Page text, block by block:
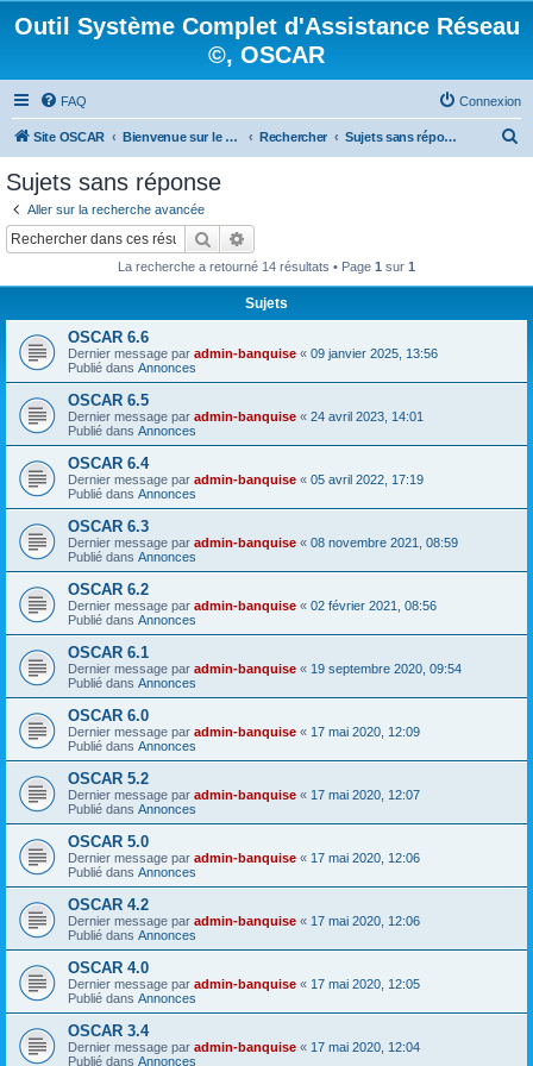
Outil Système Complet d'Assistance Réseau
©, OSCAR
FAQ Connexion
Site OSCAR Bienvenue sur le nouveau forum OSCAR Rechercher Sujets sans réponse
Sujets sans réponse
Aller sur la recherche avancée
Rechercher
La recherche a retourné 14 résultats • Page 1 sur 1
Sujets
OSCAR 6.6
Dernier message par admin-banquise « 09 janvier 2025, 13:56
Publié dans Annonces
OSCAR 6.5
Dernier message par admin-banquise « 24 avril 2023, 14:01
Publié dans Annonces
OSCAR 6.4
Dernier message par admin-banquise « 05 avril 2022, 17:19
Publié dans Annonces
OSCAR 6.3
Dernier message par admin-banquise « 08 novembre 2021, 08:59
Publié dans Annonces
OSCAR 6.2
Dernier message par admin-banquise « 02 février 2021, 08:56
Publié dans Annonces
OSCAR 6.1
Dernier message par admin-banquise « 19 septembre 2020, 09:54
Publié dans Annonces
OSCAR 6.0
Dernier message par admin-banquise « 17 mai 2020, 12:09
Publié dans Annonces
OSCAR 5.2
Dernier message par admin-banquise « 17 mai 2020, 12:07
Publié dans Annonces
OSCAR 5.0
Dernier message par admin-banquise « 17 mai 2020, 12:06
Publié dans Annonces
OSCAR 4.2
Dernier message par admin-banquise « 17 mai 2020, 12:06
Publié dans Annonces
OSCAR 4.0
Dernier message par admin-banquise « 17 mai 2020, 12:05
Publié dans Annonces
OSCAR 3.4
Dernier message par admin-banquise « 17 mai 2020, 12:04
Publié dans Annonces